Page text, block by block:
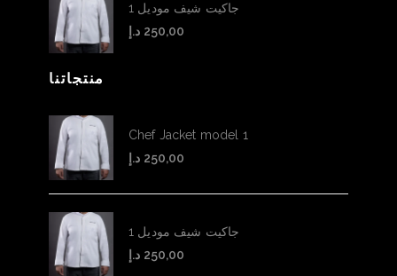
جاكيت شيف موديل 1
250,00 د.إ
منتجاتنا
Chef Jacket model 1
250,00 د.إ
جاكيت شيف موديل 1
250,00 د.إ